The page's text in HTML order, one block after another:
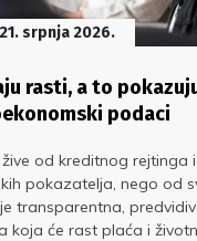
21. srpnja 2026.
rasti, a to
podaci
od kreditnog rejtinga i
pokazatelja, nego od
transparentna,
koja će rast plaća i